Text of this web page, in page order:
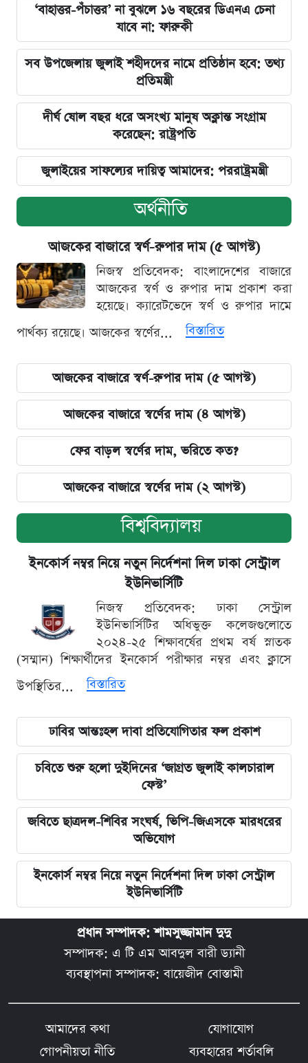
‘বাহাত্তর-পঁচাত্তর’ না বুঝলে ১৬ বছরের ডিএনএ চেনা
যাবে না: ফারুকী
সব উপজেলায় জুলাই শহীদদের নামে প্রতিষ্ঠান হবে: তথ্য
প্রতিমন্ত্রী
দীর্ঘ ষোল বছর ধরে অসংখ্য মানুষ অক্লান্ত সংগ্রাম
করেছেন: রাষ্ট্রপতি
জুলাইয়ের সাফল্যের দায়িত্ব আমাদের: পররাষ্ট্রমন্ত্রী
অর্থনীতি
আজকের বাজারে স্বর্ণ-রুপার দাম (৫ আগস্ট)
নিজস্ব প্রতিবেদক: বাংলাদেশের বাজারে
আজকের স্বর্ণ ও রুপার দাম প্রকাশ করা
হয়েছে। ক্যারেটভেদে স্বর্ণ ও রুপার দামে
পার্থক্য রয়েছে। আজকের স্বর্ণের...
বিস্তারিত
আজকের বাজারে স্বর্ণ-রুপার দাম (৫ আগস্ট)
আজকের বাজারে স্বর্ণের দাম (৪ আগস্ট)
ফের বাড়ল স্বর্ণের দাম, ভরিতে কত?
আজকের বাজারে স্বর্ণের দাম (২ আগস্ট)
বিশ্ববিদ্যালয়
ইনকোর্স নম্বর নিয়ে নতুন নির্দেশনা দিল ঢাকা সেন্ট্রাল
ইউনিভার্সিটি
নিজস্ব প্রতিবেদক: ঢাকা সেন্ট্রাল
ইউনিভার্সিটির অধিভুক্ত কলেজগুলোতে
২০২৪-২৫ শিক্ষাবর্ষের প্রথম বর্ষ স্নাতক
(সম্মান) শিক্ষার্থীদের ইনকোর্স পরীক্ষার নম্বর এবং ক্লাসে
উপস্থিতির...
বিস্তারিত
ঢাবির আন্তঃহল দাবা প্রতিযোগিতার ফল প্রকাশ
চবিতে শুরু হলো দুইদিনের ‘জাগ্রত জুলাই কালচারাল
ফেস্ট’
জবিতে ছাত্রদল-শিবির সংঘর্ষ, ভিপি-জিএসকে মারধরের
অভিযোগ
ইনকোর্স নম্বর নিয়ে নতুন নির্দেশনা দিল ঢাকা সেন্ট্রাল
ইউনিভার্সিটি
প্রধান সম্পাদক: শামসুজ্জামান দুদু
সম্পাদক: এ টি এম আবদুল বারী ড্যানী
ব্যবস্থাপনা সম্পাদক: বায়েজীদ বোস্তামী
আমাদের কথা
যোগাযোগ
গোপনীয়তা নীতি
ব্যবহারের শর্তাবলি